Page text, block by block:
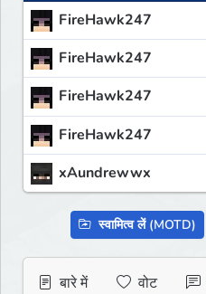
FireHawk247
FireHawk247
FireHawk247
FireHawk247
xAundrewwx
स्वामित्व लें (MOTD)
बारे में वोट